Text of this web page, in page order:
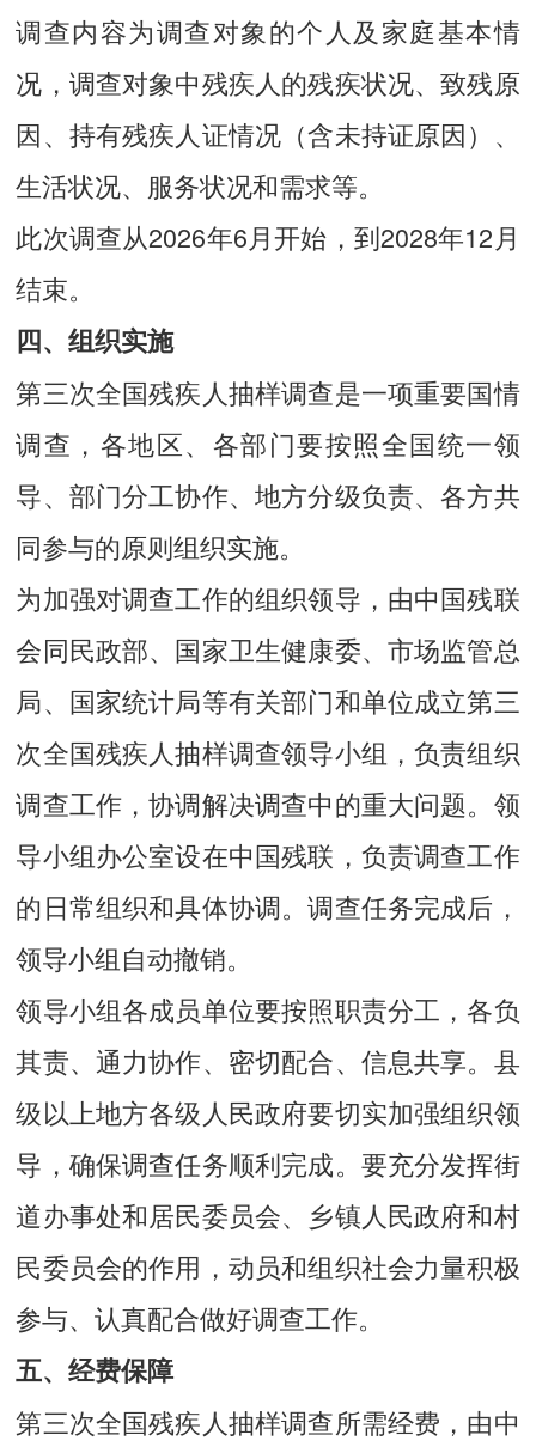
调查内容为调查对象的个人及家庭基本情
况，调查对象中残疾人的残疾状况、致残原
因、持有残疾人证情况（含未持证原因）、
生活状况、服务状况和需求等。
此次调查从2026年6月开始，到2028年12月
结束。
四、组织实施
第三次全国残疾人抽样调查是一项重要国情
调查，各地区、各部门要按照全国统一领
导、部门分工协作、地方分级负责、各方共
同参与的原则组织实施。
为加强对调查工作的组织领导，由中国残联
会同民政部、国家卫生健康委、市场监管总
局、国家统计局等有关部门和单位成立第三
次全国残疾人抽样调查领导小组，负责组织
调查工作，协调解决调查中的重大问题。领
导小组办公室设在中国残联，负责调查工作
的日常组织和具体协调。调查任务完成后，
领导小组自动撤销。
领导小组各成员单位要按照职责分工，各负
其责、通力协作、密切配合、信息共享。县
级以上地方各级人民政府要切实加强组织领
导，确保调查任务顺利完成。要充分发挥街
道办事处和居民委员会、乡镇人民政府和村
民委员会的作用，动员和组织社会力量积极
参与、认真配合做好调查工作。
五、经费保障
第三次全国残疾人抽样调查所需经费，由中